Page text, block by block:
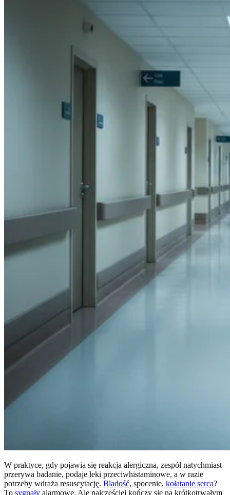
W praktyce, gdy pojawia się reakcja alergiczna, zespół natychmiast
przerywa badanie, podaje leki przeciwhistaminowe, a w razie
potrzeby wdraża resuscytację. Bladość, spocenie, kołatanie serca?
To sygnały alarmowe. Ale najczęściej kończy się na krótkotrwałym